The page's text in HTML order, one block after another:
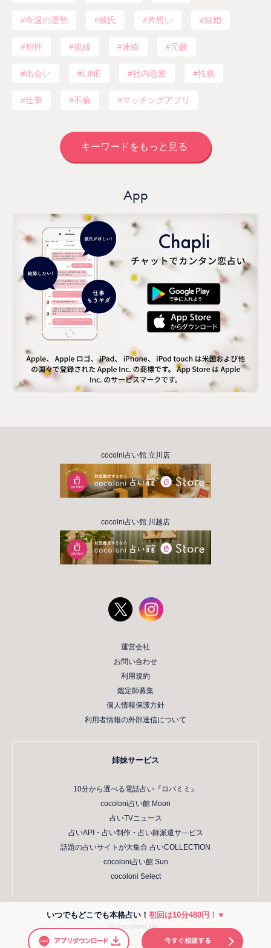
いつでもどこでも本格占い！ 初回は10分480円！▼
今週の運勢 彼氏 片思い 結婚
相性 復縁 連絡 元彼
出会い LINE 社内恋愛 性格
仕事 不倫 マッチングアプリ
キーワードをもっと見る
App
cocolni占い館 立川店
cocolni占い館 川越店
運営会社
お問い合わせ
利用規約
鑑定師募集
個人情報保護方針
利用者情報の外部送信について
姉妹サービス
10分から選べる電話占い『ロバミミ』
cocoloni占い館 Moon
占いTVニュース
占いAPI・占い制作・占い師派遣サ―ビス
話題の占いサイトが大集合 占いCOLLECTION
cocoloni占い館 Sun
cocoloni Select
© cocoloni,Inc.